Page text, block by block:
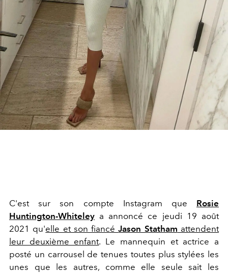
C'est sur son compte Instagram que Rosie
Huntington-Whiteley a annoncé ce jeudi 19 août
2021 qu'elle et son fiancéJason Statham attendent
leur deuxième enfant. Le mannequin et actrice a
posté un carrousel de tenues toutes plus stylées les
unes que les autres, comme elle seule sait les